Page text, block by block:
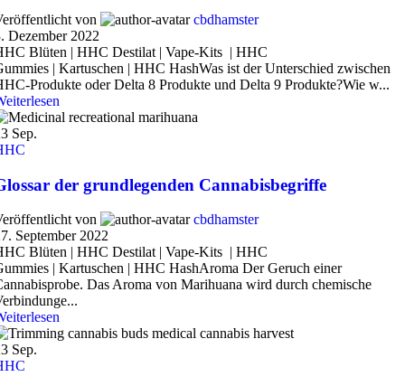
von
cbdhamster
Dezember 2022
Blüten | HHC Destilat | Vape-Kits | HHC
| Kartuschen | HHC HashWas ist der Unterschied zwischen
Produkte oder Delta 8 Produkte und Delta 9 Produkte?Wie w...
Sep.
der grundlegenden Cannabisbegriffe
von
cbdhamster
September 2022
Blüten | HHC Destilat | Vape-Kits | HHC
| Kartuschen | HHC HashAroma Der Geruch einer
Das Aroma von Marihuana wird durch chemische
Sep.